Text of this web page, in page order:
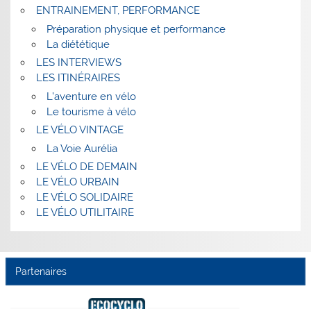
ENTRAINEMENT, PERFORMANCE
Préparation physique et performance
La diététique
LES INTERVIEWS
LES ITINÉRAIRES
L’aventure en vélo
Le tourisme à vélo
LE VÉLO VINTAGE
La Voie Aurélia
LE VÉLO DE DEMAIN
LE VÉLO URBAIN
LE VÉLO SOLIDAIRE
LE VÉLO UTILITAIRE
Partenaires